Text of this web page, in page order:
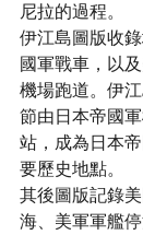
尼拉的過程。
伊江島圖版收
國軍戰車，以
機場跑道。伊
節由日本帝國
站，成為日本
要歷史地點。
其後圖版記錄
海、美軍軍艦